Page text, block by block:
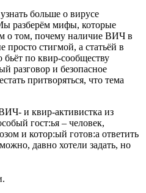
больше о вирусе
разберём мифы, которые
о том, почему наличие ВИЧ в
просто стигмой, а статьёй в
по квир-сообществу
разговор и безопасное
притворяться, что тема
и квир-активистка из
гост:ья – человек,
и котор:ый готов:а ответить
давно хотели задать, но